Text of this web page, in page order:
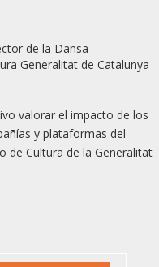
de la Dansa
Generalitat de Catalunya
valorar el impacto de los
y plataformas del
de Cultura de la Generalitat